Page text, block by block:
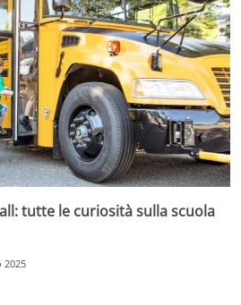
tutte le curiosità sulla scuola
2025